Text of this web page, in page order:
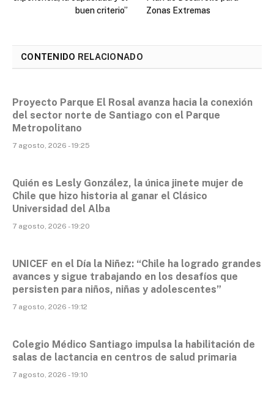
buen criterio”
Zonas Extremas
CONTENIDO RELACIONADO
Proyecto Parque El Rosal avanza hacia la conexión
del sector norte de Santiago con el Parque
Metropolitano
7 agosto, 2026 - 19:25
Quién es Lesly González, la única jinete mujer de
Chile que hizo historia al ganar el Clásico
Universidad del Alba
7 agosto, 2026 - 19:20
UNICEF en el Día la Niñez: “Chile ha logrado grandes
avances y sigue trabajando en los desafíos que
persisten para niños, niñas y adolescentes”
7 agosto, 2026 - 19:12
Colegio Médico Santiago impulsa la habilitación de
salas de lactancia en centros de salud primaria
7 agosto, 2026 - 19:10